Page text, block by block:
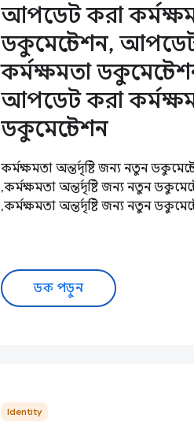
আপডেট করা
ডকুমেন্টেশন,
কর্মক্ষমতা
আপডেট করা
ডকুমেন্টেশন
কর্মক্ষমতা অন্তর্দৃষ্টি জন্য নতুন
,কর্মক্ষমতা অন্তর্দৃষ্টি জন্য নতুন
,কর্মক্ষমতা অন্তর্দৃষ্টি জন্য নতুন
ডক পড়ুন
Identity